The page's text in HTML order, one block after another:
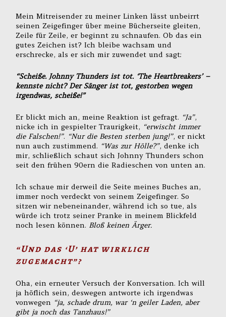
Mein Mitreisender zu meiner Linken lässt unbeirrt
seinen Zeigefinger über meine Bücherseite gleiten,
Zeile für Zeile, er beginnt zu schnaufen. Ob das ein
gutes Zeichen ist? Ich bleibe wachsam und
erschrecke, als er sich mir zuwendet und sagt:
“Scheiße. Johnny Thunders ist tot. ‘The Heartbreakers’ –
kennste nicht? Der Sänger ist tot, gestorben wegen
irgendwas, scheiße!”
Er blickt mich an, meine Reaktion ist gefragt. “Ja”,
nicke ich in gespielter Traurigkeit, “erwischt immer
die Falschen!”. “Nur die Besten sterben jung!”, er nickt
nun auch zustimmend. “Was zur Hölle?”, denke ich
mir, schließlich schaut sich Johnny Thunders schon
seit den frühen 90ern die Radieschen von unten an.
Ich schaue mir derweil die Seite meines Buches an,
immer noch verdeckt von seinem Zeigefinger. So
sitzen wir nebeneinander, während ich so tue, als
würde ich trotz seiner Pranke in meinem Blickfeld
noch lesen können. Bloß keinen Ärger.
“Und das ‘U’ hat wirklich
zugemacht”?
Oha, ein erneuter Versuch der Konversation. Ich will
ja höflich sein, deswegen antworte ich irgendwas
vonwegen “ja, schade drum, war ‘n geiler Laden, aber
gibt ja noch das Tanzhaus!”